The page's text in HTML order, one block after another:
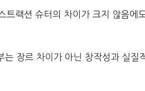
트랙션 슈터의 차이가 크지 않음에
장르 차이가 아닌 창작성과 실질